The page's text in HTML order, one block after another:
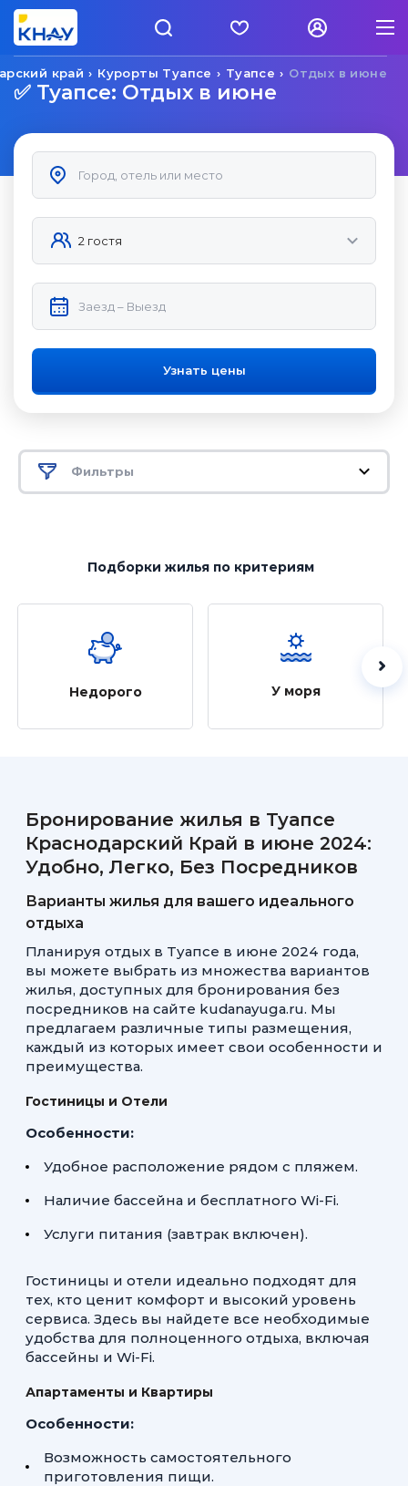
Отдых в июне
Туапсе
Курорты Туапсе
край
✅ Туапсе: Отдых в июне
Узнать цены
Фильтры
Подборки жильяпо критериям
Недорого У моря
Бронирование жилья в Туапсе
Краснодарский Край в июне 2024:
Удобно, Легко, Без Посредников
Варианты жилья для вашего идеального
отдыха
Планируя отдых в Туапсе в июне 2024 года,
вы можете выбрать из множества вариантов
жилья, доступных для бронирования без
посредников на сайте kudanayuga.ru. Мы
предлагаем различные типы размещения,
каждый из которых имеет свои особенности и
преимущества.
Гостиницы и Отели
Особенности:
Удобное расположение рядом с пляжем.
Наличие бассейна и бесплатного Wi-Fi.
Услуги питания (завтрак включен).
Гостиницы и отели идеально подходят для
тех, кто ценит комфорт и высокий уровень
сервиса. Здесь вы найдете все необходимые
удобства для полноценного отдыха, включая
бассейны и Wi-Fi.
Апартаменты и Квартиры
Особенности:
Возможность самостоятельного
приготовления пищи.